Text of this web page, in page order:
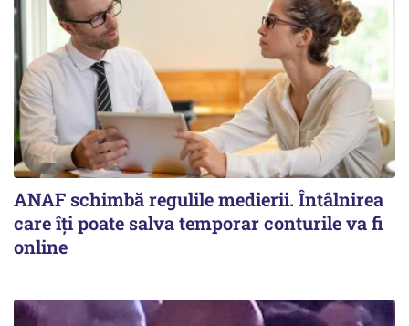
ANAF schimbă regulile medierii. Întâlnirea
care îți poate salva temporar conturile va fi
online